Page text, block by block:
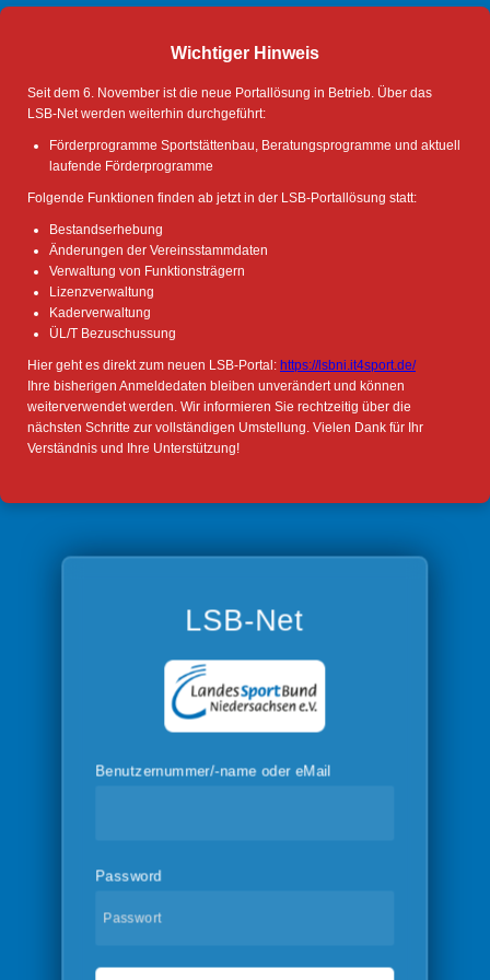
Wichtiger Hinweis
Seit dem 6. November ist die neue Portallösung in Betrieb. Über das
LSB-Net werden weiterhin durchgeführt:
Förderprogramme Sportstättenbau, Beratungsprogramme und aktuell
laufende Förderprogramme
Folgende Funktionen finden ab jetzt in der LSB-Portallösung statt:
Bestandserhebung
Änderungen der Vereinsstammdaten
Verwaltung von Funktionsträgern
Lizenzverwaltung
Kaderverwaltung
ÜL/T Bezuschussung
Hier geht es direkt zum neuen LSB-Portal: https://lsbni.it4sport.de/
Ihre bisherigen Anmeldedaten bleiben unverändert und können
weiterverwendet werden. Wir informieren Sie rechtzeitig über die
nächsten Schritte zur vollständigen Umstellung. Vielen Dank für Ihr
Verständnis und Ihre Unterstützung!
LSB-Net
Benutzernummer/-name oder eMail
Password